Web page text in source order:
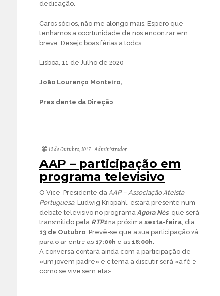
dedicação.
Caros sócios, não me alongo mais. Espero que
tenhamos a oportunidade de nos encontrar em
breve. Desejo boas férias a todos.
Lisboa, 11 de Julho de 2020
João Lourenço Monteiro,
Presidente da Direção
12 de Outubro, 2017 Administrador
AAP – participação em
programa televisivo
O Vice-Presidente da AAP – Associação Ateísta
Portuguesa, Ludwig Krippahl, estará presente num
debate televisivo no programa Agora Nós, que será
transmitido pela RTP1na próxima sexta-feira, dia
13 de Outubro. Prevê-se que a sua participação vá
para o ar entre as 17:00h e as 18:00h.
A conversa contará ainda com a participação de
«um jovem padre» e o tema a discutir será «a fé e
como se vive sem ela».